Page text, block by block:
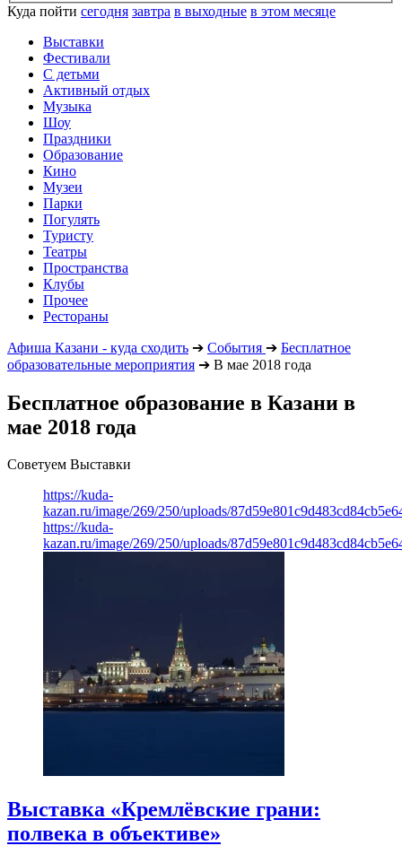
Куда пойти сегодня завтра в выходные в этом месяце
Выставки
Фестивали
С детьми
Активный отдых
Музыка
Шоу
Праздники
Образование
Кино
Музеи
Парки
Погулять
Туристу
Театры
Пространства
Клубы
Прочее
Рестораны
Афиша Казани - куда сходить ➔ События ➔ Бесплатное
образовательные мероприятия ➔ В мае 2018 года
Бесплатное образование в Казани в
мае 2018 года
Советуем Выставки
https://kuda-
kazan.ru/image/269/250/uploads/
https://kuda-
kazan.ru/image/269/250/uploads/
Выставка «Кремлёвские грани:
полвека в объективе»